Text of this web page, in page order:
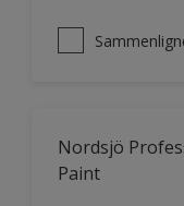
Nordsjö
Paint